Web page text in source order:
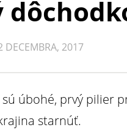
DECEMBRA, 2017
sú úbohé, prvý pilier
starnúť.